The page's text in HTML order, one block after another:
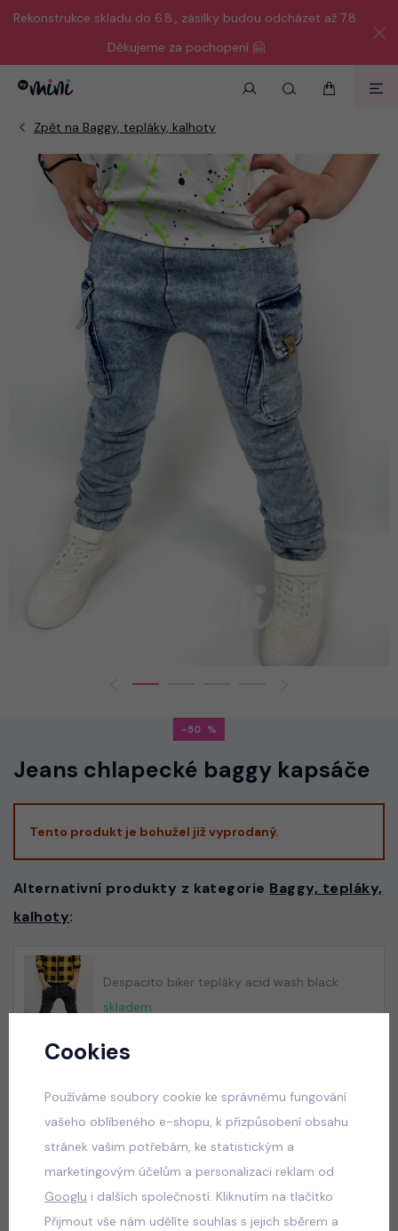
Rekonstrukce skladu do 6.8., zásilky budou odcházet až 7.8.
Děkujeme za pochopení 🤗
-50
Jeans chlapecké baggy kapsáče
Tento produkt je bohužel již vyprodaný.
Alternativní produkty z kategorie Baggy, tepláky,
kalhoty:
Despacito biker tepláky acid wash black
skladem
Despacito biker tepláky vintage blue
skladem
599 Kč
Cookies
Používáme soubory cookie ke správnému fungování
vašeho oblíbeného e-shopu, k přizpůsobení obsahu
stránek vašim potřebám, ke statistickým a
marketingovým účelům a personalizaci reklam od
Googlu i dalších společností. Kliknutím na tlačítko
Přijmout vše nám udělíte souhlas s jejich sběrem a